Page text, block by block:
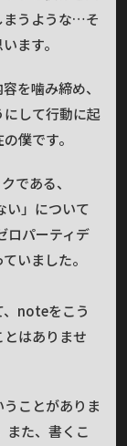
まうような…そ
ます。
を噛み締め、
して行動に起
僕です。
である、
い」について
ロパーティデ
いました。
、noteをこう
はありませ
ことがありま
また、書くこ